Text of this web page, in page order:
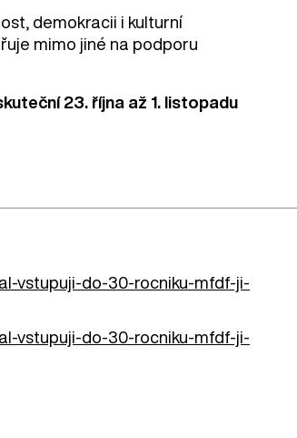
demokracii i kulturní
mimo jiné na podporu
23. října až 1. listopadu
vstupuji-do-30-rocniku-mfdf-ji-
vstupuji-do-30-rocniku-mfdf-ji-